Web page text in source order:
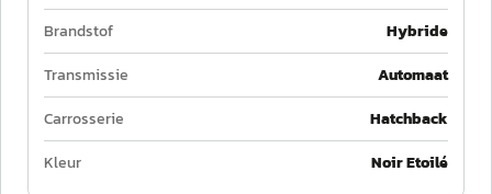
Brandstof
Hybride
Transmissie
Automaat
Carrosserie
Hatchback
Kleur
Noir Etoilé